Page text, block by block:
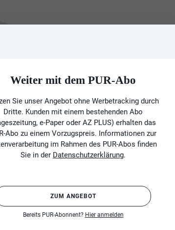
Weiter mit dem PUR-Abo
Sie unser Angebot ohne Werbetracking durch
Dritte. Kunden mit einem bestehenden Abo
e-Paper oder AZ PLUS) erhalten das
Abo zu einem Vorzugspreis. Informationen zur
im Rahmen des PUR-Abos finden
Sie in der Datenschutzerklärung.
ZUM ANGEBOT
Bereits PUR-Abonnent? Hier anmelden